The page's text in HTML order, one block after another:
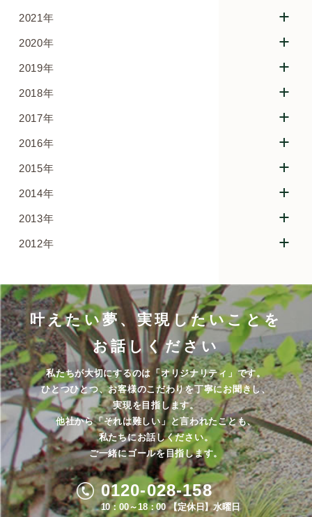
2021年
2020年
2019年
2018年
2017年
2016年
2015年
2014年
2013年
2012年
叶えたい夢、実現したいことを
お話しください
私たちが大切にするのは「オリジナリティ」です。
ひとつひとつ、お客様のこだわりを丁寧にお聞きし、
実現を目指します。
他社から「それは難しい」と言われたことも、
私たちにお話しください。
ご一緒にゴールを目指します。
0120-028-158
10：00～18：00 【定休日】水曜日